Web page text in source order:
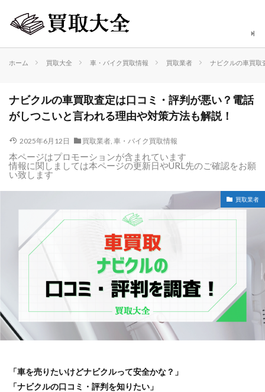
ホーム 買取大全 車・バイク買取情報 買取業者 ナビクルの車買取
ナビクルの車買取査定は口コミ・評判が悪い？電話
がしつこいと言われる理由や対策方法も解説！
2025年6月12日 買取業者, 車・バイク買取情報
本ページはプロモーションが含まれています
情報に関しましては本ページの更新日やURL先のご確認をお願
い致します
買取業者
「車を売りたいけどナビクルって安全かな？」
「ナビクルの口コミ・評判を知りたい」